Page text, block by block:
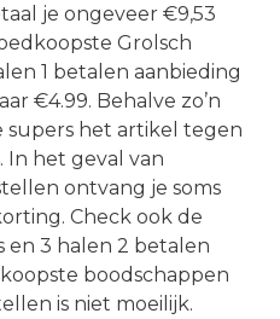
je ongeveer €9,53
Grolsch
1 betalen aanbieding
€4.99. Behalve zo’n
supers het artikel tegen
In het geval van
ontvang je soms
Check ook de
en 3 halen 2 betalen
boodschappen
is niet moeilijk.